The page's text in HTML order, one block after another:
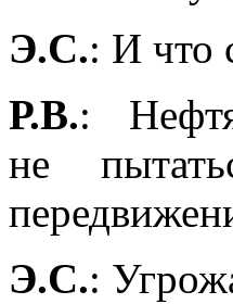
Э.С.: И что
Р.В.:
не
Э.С.: